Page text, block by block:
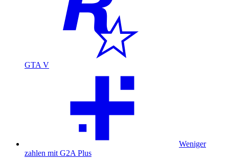
GTA V
Weniger
zahlen mit G2A Plus